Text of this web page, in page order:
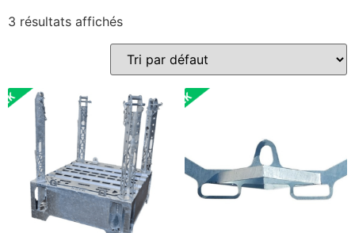
3 résultats affichés